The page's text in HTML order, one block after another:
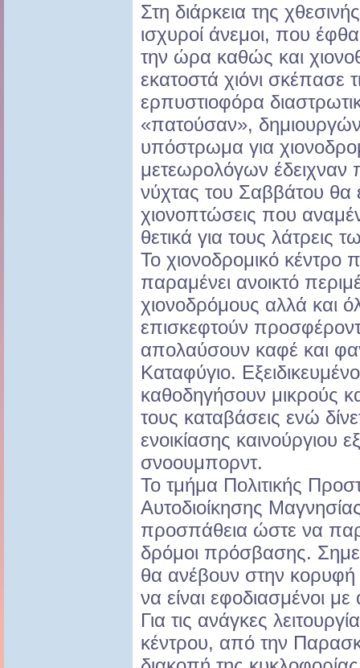
Στη διάρκεια της
ισχυροί άνεμοι, που
την ώρα καθώς και
εκατοστά χιόνι σκέπασε
ερπυστιοφόρα
«πατούσαν»,
υπόστρωμα για
μετεωρολόγων έδειχναν
νύχτας του Σαββάτου θα
χιονοπτώσεις που
θετικά για τους λάτρεις
Το χιονοδρομικό κέντρο
παραμένει ανοικτό
χιονοδρόμους αλλά και
επισκεφτούν
απολαύσουν καφέ και
Καταφύγιο.
καθοδηγήσουν μικρούς
τους καταβάσεις ενώ
ενοικίασης καινούργιου
σνοουμπορντ.
Το τμήμα Πολιτικής
Αυτοδιοίκησης
προσπάθεια ώστε να
δρόμοι πρόσβασης.
θα ανέβουν στην
να είναι εφοδιασμένοι με
Για τις ανάγκες
κέντρου, από την